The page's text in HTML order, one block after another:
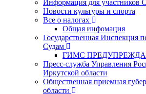
Информация для участников
Новости культуры и спорта
Все о налогах
Общая инфомация
Государственная Инспекция
Судам
ГИМС
Пресс-служба Управления
Иркутской области
Общественная приемная
области